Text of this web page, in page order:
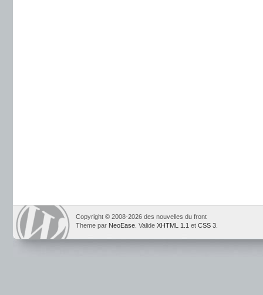
Copyright © 2008-2026 des nouvelles du front
Theme par NeoEase . Valide XHTML 1.1 et CSS 3